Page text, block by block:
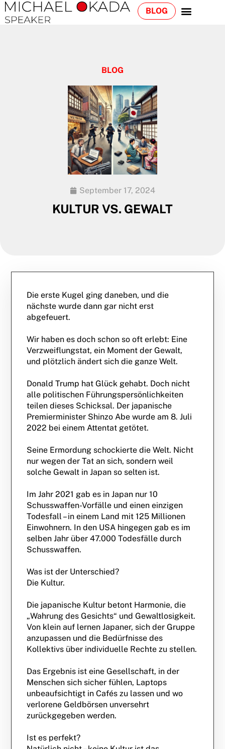
BLOG
BLOG
September 17, 2024
KULTUR VS. GEWALT
Die erste Kugel ging daneben, und die
nächste wurde dann gar nicht erst
abgefeuert.
Wir haben es doch schon so oft erlebt: Eine
Verzweiflungstat, ein Moment der Gewalt,
und plötzlich ändert sich die ganze Welt.
Donald Trump hat Glück gehabt. Doch nicht
alle politischen Führungspersönlichkeiten
teilen dieses Schicksal. Der japanische
Premierminister Shinzo Abe wurde am 8. Juli
2022 bei einem Attentat getötet.
Seine Ermordung schockierte die Welt. Nicht
nur wegen der Tat an sich, sondern weil
solche Gewalt in Japan so selten ist.
Im Jahr 2021 gab es in Japan nur 10
Schusswaffen-Vorfälle und einen einzigen
Todesfall – in einem Land mit 125 Millionen
Einwohnern. In den USA hingegen gab es im
selben Jahr über 47.000 Todesfälle durch
Schusswaffen.
Was ist der Unterschied?
Die Kultur.
Die japanische Kultur betont Harmonie, die
„Wahrung des Gesichts“ und Gewaltlosigkeit.
Von klein auf lernen Japaner, sich der Gruppe
anzupassen und die Bedürfnisse des
Kollektivs über individuelle Rechte zu stellen.
Das Ergebnis ist eine Gesellschaft, in der
Menschen sich sicher fühlen, Laptops
unbeaufsichtigt in Cafés zu lassen und wo
verlorene Geldbörsen unversehrt
zurückgegeben werden.
Ist es perfekt?